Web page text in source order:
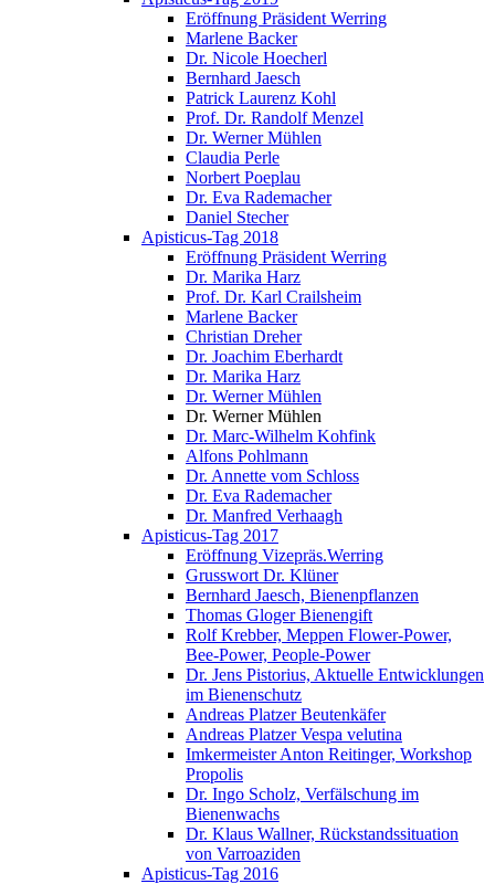
Eröffnung Präsident Werring
Marlene Backer
Dr. Nicole Hoecherl
Bernhard Jaesch
Patrick Laurenz Kohl
Prof. Dr. Randolf Menzel
Dr. Werner Mühlen
Claudia Perle
Norbert Poeplau
Dr. Eva Rademacher
Daniel Stecher
Apisticus-Tag 2018
Eröffnung Präsident Werring
Dr. Marika Harz
Prof. Dr. Karl Crailsheim
Marlene Backer
Christian Dreher
Dr. Joachim Eberhardt
Dr. Marika Harz
Dr. Werner Mühlen
Dr. Werner Mühlen
Dr. Marc-Wilhelm Kohfink
Alfons Pohlmann
Dr. Annette vom Schloss
Dr. Eva Rademacher
Dr. Manfred Verhaagh
Apisticus-Tag 2017
Eröffnung Vizepräs.Werring
Grusswort Dr. Klüner
Bernhard Jaesch, Bienenpflanzen
Thomas Gloger Bienengift
Rolf Krebber, Meppen Flower-Power,
Bee-Power, People-Power
Dr. Jens Pistorius, Aktuelle Entwicklungen
im Bienenschutz
Andreas Platzer Beutenkäfer
Andreas Platzer Vespa velutina
Imkermeister Anton Reitinger, Workshop
Propolis
Dr. Ingo Scholz, Verfälschung im
Bienenwachs
Dr. Klaus Wallner, Rückstandssituation
von Varroaziden
Apisticus-Tag 2016